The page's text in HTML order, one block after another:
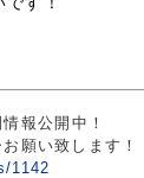
報公開中！
願い致します！
1142